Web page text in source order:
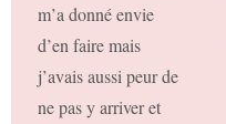
m’a donné envie
d’en faire mais
j’avais aussi peur de
ne pas y arriver et